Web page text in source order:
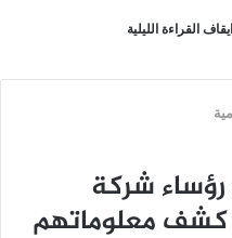
القراءة الليلية
شركة
كشف معلوماتهم